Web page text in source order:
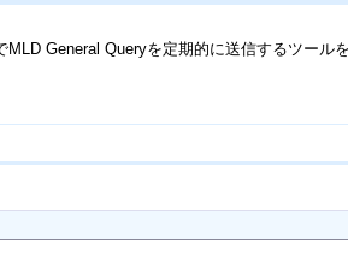
General Queryを定期的に送信するツール